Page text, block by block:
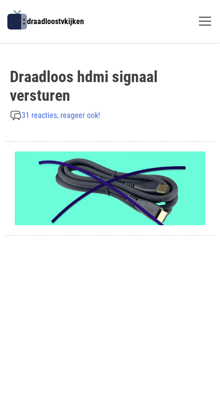
content
draadloostvkijken
Draadloos hdmi signaal
versturen
31 reacties, reageer ook!